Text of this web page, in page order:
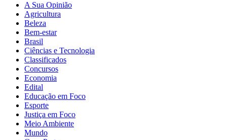
A Sua Opinião
Agricultura
Beleza
Bem-estar
Brasil
Ciências e Tecnologia
Classificados
Concursos
Economia
Edital
Educação em Foco
Esporte
Justiça em Foco
Meio Ambiente
Mundo